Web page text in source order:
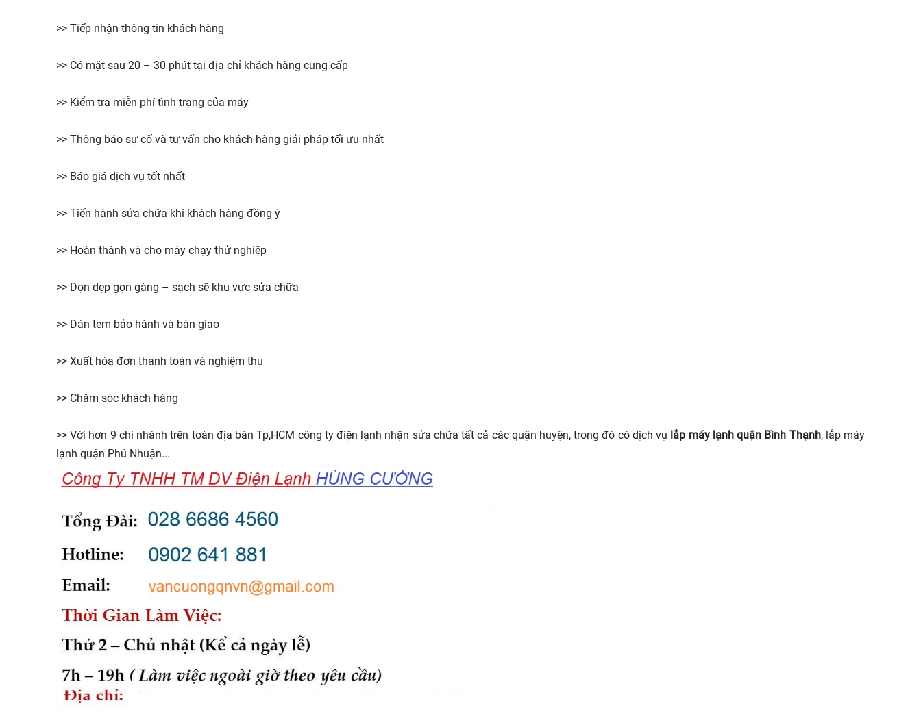
>> Tiếp nhận thông tin khách hàng
>> Có mặt sau 20 – 30 phút tại địa chỉ khách hàng cung cấp
>> Kiểm tra miễn phí tình trạng của máy
>> Thông báo sự cố và tư vấn cho khách hàng giải pháp tối ưu nhất
>> Báo giá dịch vụ tốt nhất
>> Tiến hành sửa chữa khi khách hàng đồng ý
>> Hoàn thành và cho máy chạy thử nghiệp
>> Dọn dẹp gọn gàng – sạch sẽ khu vực sửa chữa
>> Dán tem bảo hành và bàn giao
>> Xuất hóa đơn thanh toán và nghiệm thu
>> Chăm sóc khách hàng
>> Với hơn 9 chi nhánh trên toàn địa bàn Tp,HCM công ty điện lạnh nhận sửa chữa tất cả các quận huyện, trong đó có dịch vụ lắp máy lạnh quận Bình Thạnh, lắp máy
lạnh quận Phú Nhuận...